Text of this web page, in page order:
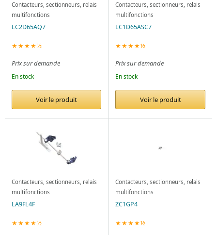
Contacteurs, sectionneurs, relais
multifonctions
LC2D65AQ7
★★★★½
Prix sur demande
En stock
Voir le produit
Contacteurs, sectionneurs, relais
multifonctions
LC1D65ASC7
★★★★½
Prix sur demande
En stock
Voir le produit
Contacteurs, sectionneurs, relais
multifonctions
LA9FL4F
★★★★½
Contacteurs, sectionneurs, relais
multifonctions
ZC1GP4
★★★★½